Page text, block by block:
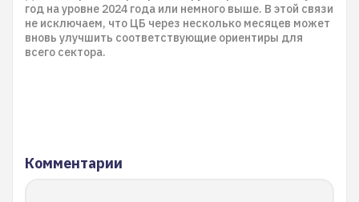
год на уровне 2024 года или немного выше. В этой связи
не исключаем, что ЦБ через несколько месяцев может
вновь улучшить соответствующие ориентиры для
всего сектора.
Комментарии